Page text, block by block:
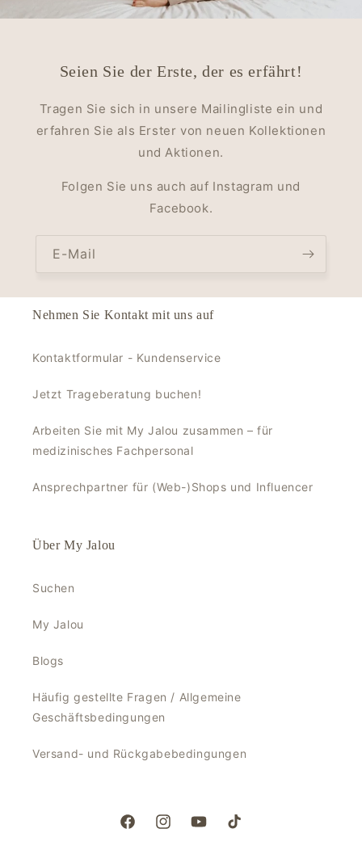
Seien Sie der Erste, der es erfährt!
Tragen Sie sich in unsere Mailingliste ein und
erfahren Sie als Erster von neuen Kollektionen
und Aktionen.
Folgen Sie uns auch auf Instagram und
Facebook.
E-Mail
Nehmen Sie Kontakt mit uns auf
Kontaktformular - Kundenservice
Jetzt Trageberatung buchen!
Arbeiten Sie mit My Jalou zusammen – für
medizinisches Fachpersonal
Ansprechpartner für (Web-)Shops und Influencer
Über My Jalou
Suchen
My Jalou
Blogs
Häufig gestellte Fragen / Allgemeine
Geschäftsbedingungen
Versand- und Rückgabebedingungen
FacebookInstagramYouTubeTikTok